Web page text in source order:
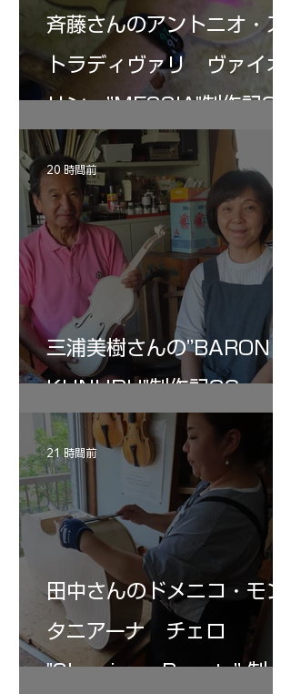
斉藤さんのアントニオ・ス
トラディヴァリ ヴァイオ
リン ”MESSIA"制作記34
三浦美樹さんの”BARON・
KUNUPU"制作記32
20 時間前
田中さんのドメニコ・モン
タニアーナ チェロ
"Sleeping・Beauty” 制作
21 時間前